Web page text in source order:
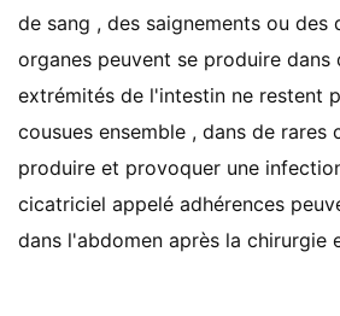
de sang , des saignements ou des
organes peuvent se produire dans
extrémités de l'intestin ne restent
cousues ensemble , dans de rares
produire et provoquer une
cicatriciel appelé adhérences
dans l'abdomen après la chirurgie